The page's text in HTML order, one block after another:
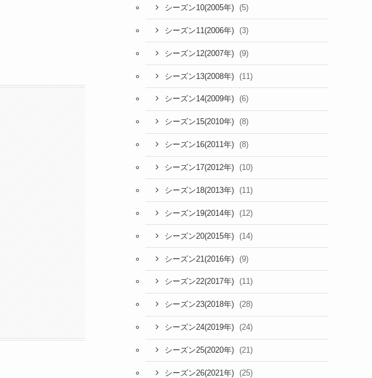
シーズン10(2005年) (5)
シーズン11(2006年) (3)
シーズン12(2007年) (9)
シーズン13(2008年) (11)
シーズン14(2009年) (6)
シーズン15(2010年) (8)
シーズン16(2011年) (8)
シーズン17(2012年) (10)
シーズン18(2013年) (11)
シーズン19(2014年) (12)
シーズン20(2015年) (14)
シーズン21(2016年) (9)
シーズン22(2017年) (11)
シーズン23(2018年) (28)
シーズン24(2019年) (24)
シーズン25(2020年) (21)
シーズン26(2021年) (25)